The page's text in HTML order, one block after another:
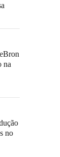
na
no